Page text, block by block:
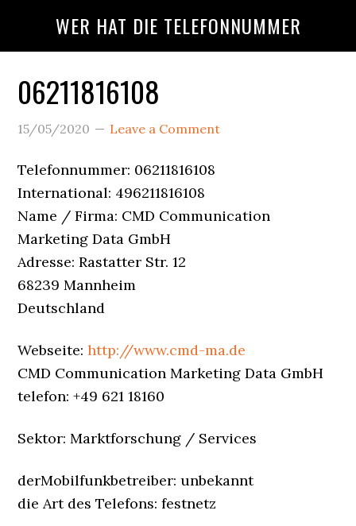
WER HAT DIE TELEFONNUMMER
Wer
An?
06211816108
15/05/2020 Leave a Comment
Telefonnummer: 06211816108
International: 496211816108
Name / Firma: CMD Communication
Marketing Data GmbH
Adresse: Rastatter Str. 12
68239 Mannheim
Deutschland
Webseite:http://www.cmd-ma.de
CMD Communication Marketing Data GmbH
telefon: +49 621 18160
Sektor: Marktforschung / Services
derMobilfunkbetreiber: unbekannt
die Art des Telefons: festnetz